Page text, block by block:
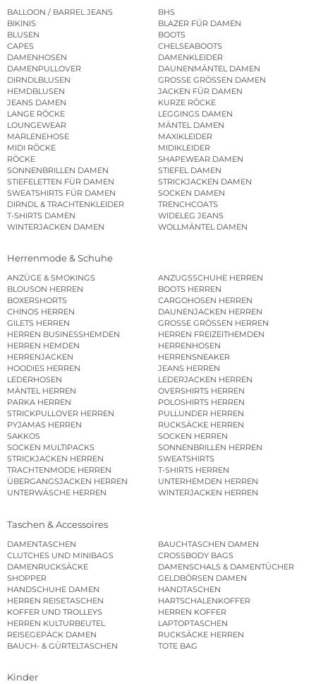
BALLOON / BARREL JEANS
BHS
BIKINIS
BLAZER FÜR DAMEN
BLUSEN
BOOTS
CAPES
CHELSEABOOTS
DAMENHOSEN
DAMENKLEIDER
DAMENPULLOVER
DAUNENMÄNTEL DAMEN
DIRNDLBLUSEN
GROSSE GRÖSSEN DAMEN
HEMDBLUSEN
JACKEN FÜR DAMEN
JEANS DAMEN
KURZE RÖCKE
LANGE RÖCKE
LEGGINGS DAMEN
LOUNGEWEAR
MÄNTEL DAMEN
MARLENEHOSE
MAXIKLEIDER
MIDI RÖCKE
MIDIKLEIDER
RÖCKE
SHAPEWEAR DAMEN
SONNENBRILLEN DAMEN
STIEFEL DAMEN
STIEFELETTEN FÜR DAMEN
STRICKJACKEN DAMEN
SWEATSHIRTS FÜR DAMEN
SOCKEN DAMEN
DIRNDL & TRACHTENKLEIDER
TRENCHCOATS
T-SHIRTS DAMEN
WIDELEG JEANS
WINTERJACKEN DAMEN
WOLLMÄNTEL DAMEN
Herrenmode & Schuhe
ANZÜGE & SMOKINGS
ANZUGSSCHUHE HERREN
BLOUSON HERREN
BOOTS HERREN
BOXERSHORTS
CARGOHOSEN HERREN
CHINOS HERREN
DAUNENJACKEN HERREN
GILETS HERREN
GROSSE GRÖSSEN HERREN
HERREN BUSINESSHEMDEN
HERREN FREIZEITHEMDEN
HERREN HEMDEN
HERRENHOSEN
HERRENJACKEN
HERRENSNEAKER
HOODIES HERREN
JEANS HERREN
LEDERHOSEN
LEDERJACKEN HERREN
MÄNTEL HERREN
OVERSHIRTS HERREN
PARKA HERREN
POLOSHIRTS HERREN
STRICKPULLOVER HERREN
PULLUNDER HERREN
PYJAMAS HERREN
RUCKSÄCKE HERREN
SAKKOS
SOCKEN HERREN
SOCKEN MULTIPACKS
SONNENBRILLEN HERREN
STRICKJACKEN HERREN
SWEATSHIRTS
TRACHTENMODE HERREN
T-SHIRTS HERREN
ÜBERGANGSJACKEN HERREN
UNTERHEMDEN HERREN
UNTERWÄSCHE HERREN
WINTERJACKEN HERREN
Taschen & Accessoires
DAMENTASCHEN
BAUCHTASCHEN DAMEN
CLUTCHES UND MINIBAGS
CROSSBODY BAGS
DAMENRUCKSÄCKE
DAMENSCHALS & DAMENTÜCHER
SHOPPER
GELDBÖRSEN DAMEN
HANDSCHUHE DAMEN
HANDTASCHEN
HERREN REISETASCHEN
HARTSCHALENKOFFER
KOFFER UND TROLLEYS
HERREN KOFFER
HERREN KULTURBEUTEL
LAPTOPTASCHEN
REISEGEPÄCK DAMEN
RUCKSÄCKE HERREN
BAUCH- & GÜRTELTASCHEN
TOTE BAG
Kinder